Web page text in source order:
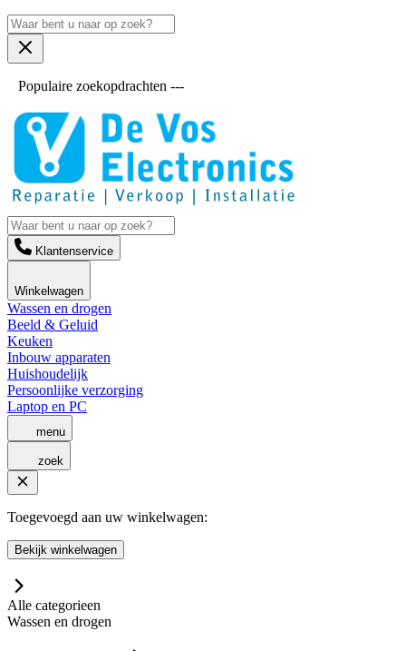
Populaire zoekopdrachten ---
Klantenservice
Winkelwagen
Wassen en drogen
Beeld & Geluid
Keuken
Inbouw apparaten
Huishoudelijk
Persoonlijke verzorging
Laptop en PC
menu
zoek
Toegevoegd aan uw winkelwagen:
Bekijk winkelwagen
Alle categorieen
Wassen en drogen